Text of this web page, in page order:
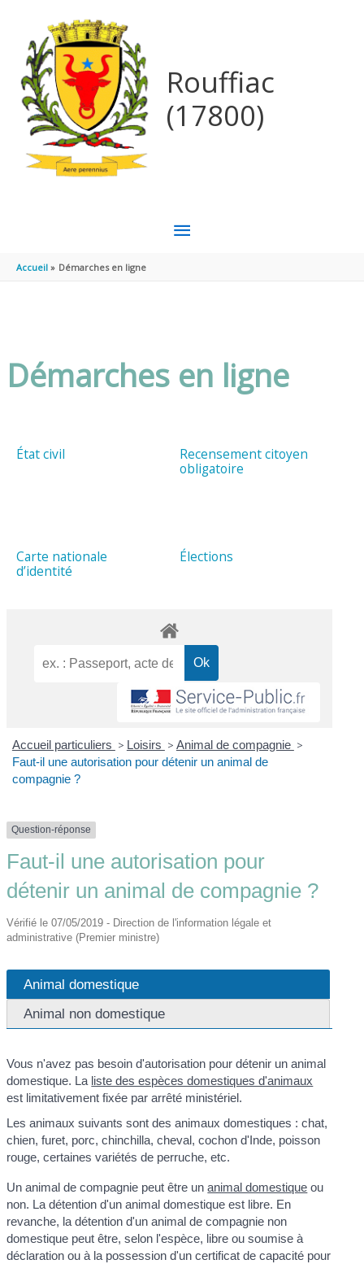
Rouffiac
(17800)
MENU
Accueil Démarches en ligne
Démarches en ligne
État civil
Recensement citoyen
obligatoire
Carte nationale
d’identité
Élections
Accueil particuliers > Loisirs > Animal de compagnie >
Faut-il une autorisation pour détenir un animal de
compagnie ?
Question-réponse
Faut-il une autorisation pour
détenir un animal de compagnie ?
Vérifié le 07/05/2019 - Direction de l'information légale et
administrative (Premier ministre)
Animal domestique
Animal non domestique
Vous n'avez pas besoin d'autorisation pour détenir un animal
domestique. La liste des espèces domestiques d'animaux
est limitativement fixée par arrêté ministériel.
Les animaux suivants sont des animaux domestiques : chat,
chien, furet, porc, chinchilla, cheval, cochon d'Inde, poisson
rouge, certaines variétés de perruche, etc.
Un animal de compagnie peut être unanimal domestique ou
non. La détention d'un animal domestique est libre. En
revanche, la détention d'un animal de compagnie non
domestique peut être, selon l'espèce, libre ou soumise à
déclaration ou à la possession d'un certificat de capacité pour